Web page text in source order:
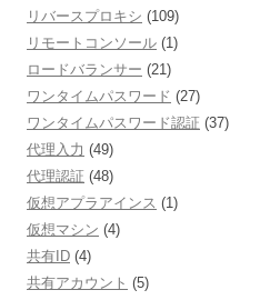
リバースプロキシ (109)
リモートコンソール (1)
ロードバランサー (21)
ワンタイムパスワード (27)
ワンタイムパスワード認証 (37)
代理入力 (49)
代理認証 (48)
仮想アプラアインス (1)
仮想マシン (4)
共有ID (4)
共有アカウント (5)